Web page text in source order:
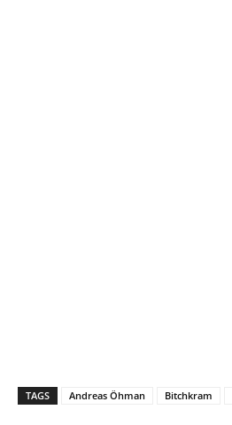
TAGS Andreas Öhman Bitchkram